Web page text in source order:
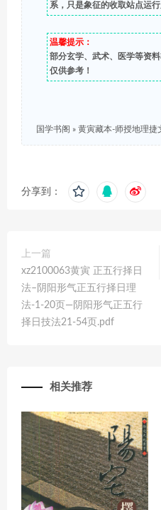
系，只是象征的收取站点运
温馨提示：
部分玄学、武术、医学等资
仅供参考！
国学书阁 » 黄寅藏本-师授地理捷
分享到：
上一篇
xz2100063黄寅 正五行择日
法–阴阳形气正五行择日理
法-1-20页—阴阳形气正五行
择日技法21-54页.pdf
相关推荐